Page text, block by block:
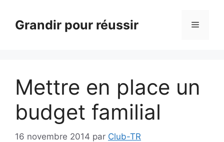
contenuGrandir pour réussir Menu
Mettre en place un
budget familial
16 novembre 2014 par Club-TR